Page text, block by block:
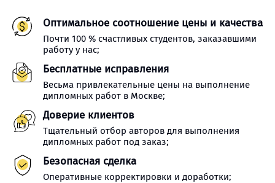
Оптимальное соотношение цены и качества
Почти 100 % счастливых студентов, заказавшими
работу у нас;
Бесплатные исправления
Весьма привлекательные цены на выполнение
дипломных работ в Москве;
Доверие клиентов
Тщательный отбор авторов для выполнения
дипломных работ под заказ;
Безопасная сделка
Оперативные корректировки и доработки;